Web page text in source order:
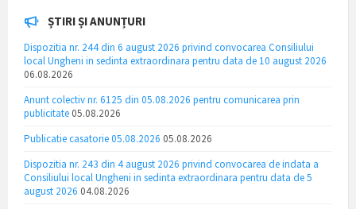
ȘTIRI ȘI ANUNȚURI
Dispozitia nr. 244 din 6 august 2026 privind convocarea Consiliului
local Ungheni in sedinta extraordinara pentru data de 10 august 2026
06.08.2026
Anunt colectiv nr. 6125 din 05.08.2026 pentru comunicarea prin
publicitate 05.08.2026
Publicatie casatorie 05.08.2026 05.08.2026
Dispozitia nr. 243 din 4 august 2026 privind convocarea de indata a
Consiliului local Ungheni in sedinta extraordinara pentru data de 5
august 2026 04.08.2026